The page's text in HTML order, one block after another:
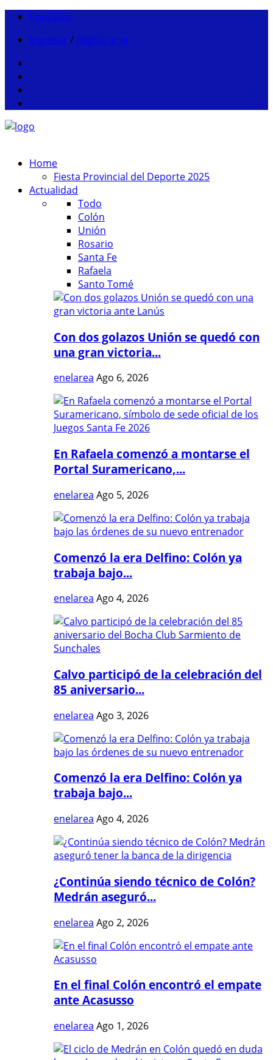
Contacto
Ingresar / Registrarse
Home
Fiesta Provincial del Deporte 2025
Actualidad
Todo
Colón
Unión
Rosario
Santa Fe
Rafaela
Santo Tomé
Con dos golazos Unión se quedó con
una gran victoria...
enelarea Ago 6, 2026
En Rafaela comenzó a montarse el
Portal Suramericano,...
enelarea Ago 5, 2026
Comenzó la era Delfino: Colón ya
trabaja bajo...
enelarea Ago 4, 2026
Calvo participó de la celebración del
85 aniversario...
enelarea Ago 3, 2026
Comenzó la era Delfino: Colón ya
trabaja bajo...
enelarea Ago 4, 2026
¿Continúa siendo técnico de Colón?
Medrán aseguró...
enelarea Ago 2, 2026
En el final Colón encontró el empate
ante Acasusso
enelarea Ago 1, 2026